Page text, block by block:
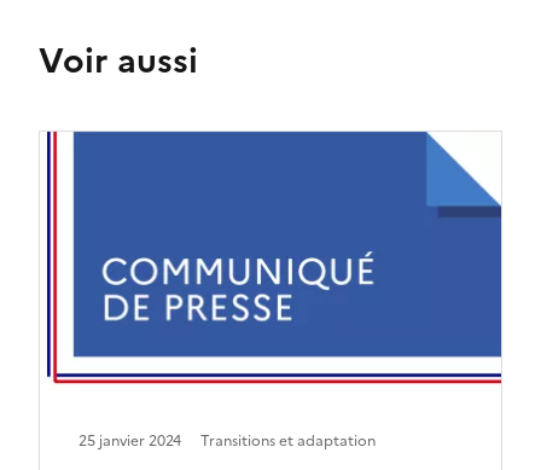
Voir aussi
25 janvier 2024 Transitions et adaptation